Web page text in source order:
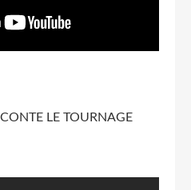
LE TOURNAGE